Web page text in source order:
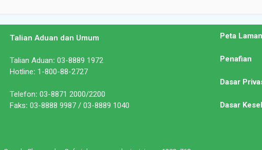
Talian Aduan dan Umum
Talian Aduan: 03-8889 1972
Hotline: 1-800-88-2727
Telefon: 03-8871 2000/2200
Faks: 03-8888 9987 / 03-8889 1040
Peta Laman
Penafian
Dasar
Dasar